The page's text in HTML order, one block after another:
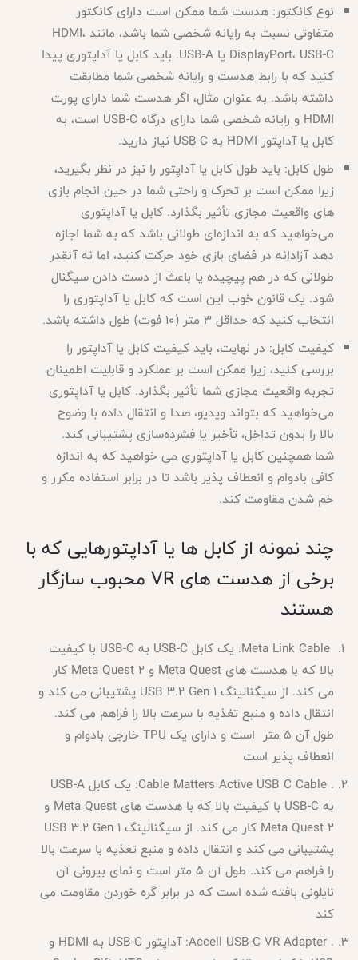
نوع کانکتور: هدست شما ممکن است دارای کانکتور
متفاوتی نسبت به رایانه شخصی شما باشد، مانند HDMI،
DisplayPort، USB-C یا USB-A. باید کابل یا آداپتوری پیدا
کنید که با رابط هدست و رایانه شخصی شما مطابقت
داشته باشد. به عنوان مثال، اگر هدست شما دارای پورت
HDMI و رایانه شخصی شما دارای درگاه USB-C است، به
کابل یا آداپتور HDMI به USB-C نیاز دارید.
طول کابل: باید طول کابل یا آداپتور را نیز در نظر بگیرید،
زیرا ممکن است بر تحرک و راحتی شما در حین انجام بازی
های واقعیت مجازی تأثیر بگذارد. کابل یا آداپتوری
می‌خواهید که به اندازه‌ای طولانی باشد که به شما اجازه
دهد آزادانه در فضای بازی خود حرکت کنید، اما نه آنقدر
طولانی که در هم پیچیده یا باعث از دست دادن سیگنال
شود. یک قانون خوب این است که کابل یا آداپتوری را
انتخاب کنید که حداقل 3 متر (10 فوت) طول داشته باشد.
کیفیت کابل: در نهایت، باید کیفیت کابل یا آداپتور را
بررسی کنید، زیرا ممکن است بر عملکرد و قابلیت اطمینان
تجربه واقعیت مجازی شما تأثیر بگذارد. کابل یا آداپتوری
می‌خواهید که بتواند ویدیو، صدا و انتقال داده با وضوح
بالا را بدون تداخل، تأخیر یا فشرده‌سازی پشتیبانی کند.
شما همچنین کابل یا آداپتوری می خواهید که به اندازه
کافی بادوام و انعطاف پذیر باشد تا در برابر استفاده مکرر و
خم شدن مقاومت کند.
چند نمونه از کابل ها یا آداپتورهایی که با
برخی از هدست های VR محبوب سازگار
هستند
Meta Link Cable: یک کابل USB-C به USB-C با کیفیت
بالا که با هدست های Meta Quest و Meta Quest 2 کار
می کند. از سیگنالینگ USB 3.2 Gen 1 پشتیبانی می کند و
انتقال داده و منبع تغذیه با سرعت بالا را فراهم می کند.
طول آن 5 متر است و دارای یک TPU خارجی بادوام و
انعطاف پذیر است
. Cable Matters Active USB C Cable: یک کابل USB-A
به USB-C با کیفیت بالا که با هدست های Meta Quest و
Meta Quest 2 کار می کند. از سیگنالینگ USB 3.2 Gen 1
پشتیبانی می کند و انتقال داده و منبع تغذیه با سرعت بالا
را فراهم می کند. طول آن 5 متر است و نمای بیرونی آن
نایلونی بافته شده است که در برابر گره خوردن مقاومت می
کند
. Accell USB-C VR Adapter: آداپتور USB-C به HDMI و